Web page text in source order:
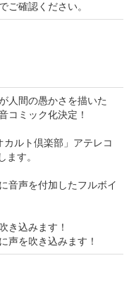
ご確認ください。
人間の愚かさを描いた
コミック化決定！
ルト倶楽部」アテレコ
ます。
音声を付加したフルボイ
き込みます！
声を吹き込みます！